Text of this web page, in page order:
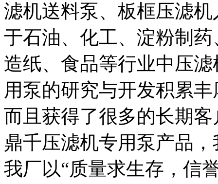
滤机送料泵、板框压滤
于石油、化工、淀粉制
造纸、食品等行业中压
用泵的研究与开发积累
而且获得了很多的长期
鼎千压滤机专用泵产品
我厂以“质量求生存，信